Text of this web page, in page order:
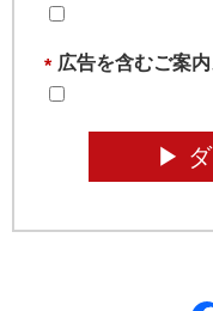
* 広告を含むご案
▶︎ ダ